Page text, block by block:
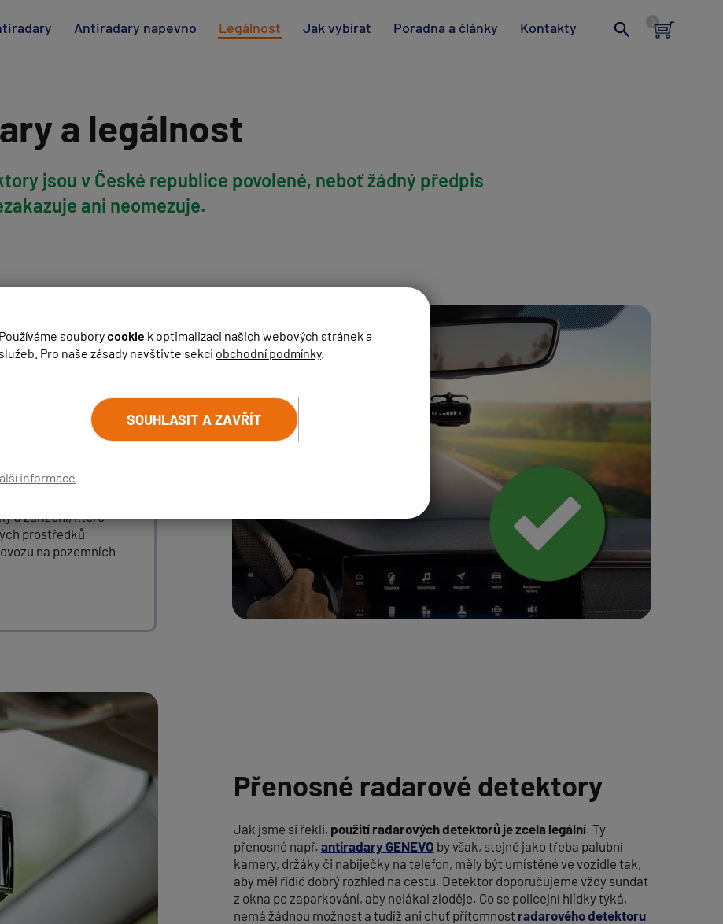
Používáme souborycookie k optimalizaci našich webových stránek a
služeb. Pro naše zásady navštivte sekci obchodní podmínky.
SOUHLASIT A ZAVŘÍT
informace
Antiradary napevno Legálnost Jak vybírat Poradna a články Kontakty
a legálnost
jsou v České republice povolené, neboť žádný předpis
ani neomezuje.
radarových
zákonapro rok2024. To
nijak pokutováno, ani
řidiče. Zákon se totiž
ruší, což detektory
361/2000 Sb.:
a zařízení, které
prostředků
na pozemních
Přenosné radarové detektory
Jak jsme si řekli, použití radarových detektorů je zcela legální. Ty
přenosné např. antiradary GENEVO by však, stejně jako třeba palubní
kamery, držáky či nabíječky na telefon, měly být umístěné ve vozidle tak,
aby měl řidič dobrý rozhled na cestu. Detektor doporučujeme vždy sundat
z okna po zaparkování, aby nelákal zloděje. Co se policejní hlídky týká,
nemá žádnou možnost a tudíž ani chuť přítomnost radarového detektoru